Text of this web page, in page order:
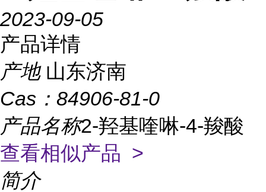
2023-09-05
产品详情
产地 山东济南
Cas： 84906-81-0
产品名称2-羟基喹啉-4-羧酸
查看相似产品 >
简介